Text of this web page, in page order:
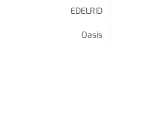
EDELRID
Oasis